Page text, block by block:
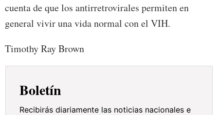
cuenta de que los antirretrovirales permiten en
general vivir una vida normal con el VIH.
Timothy Ray Brown
Boletín
Recibirás diariamente las noticias nacionales e